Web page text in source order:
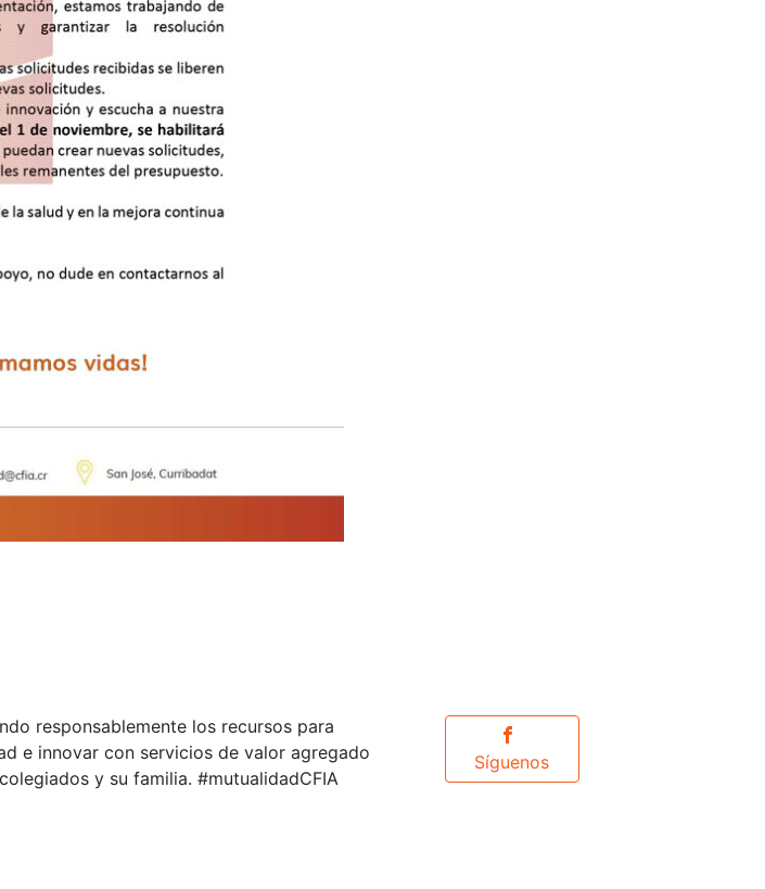
responsablemente los recursos para
e innovar con servicios de valor agregado
y su familia. #mutualidadCFIA
Síguenos